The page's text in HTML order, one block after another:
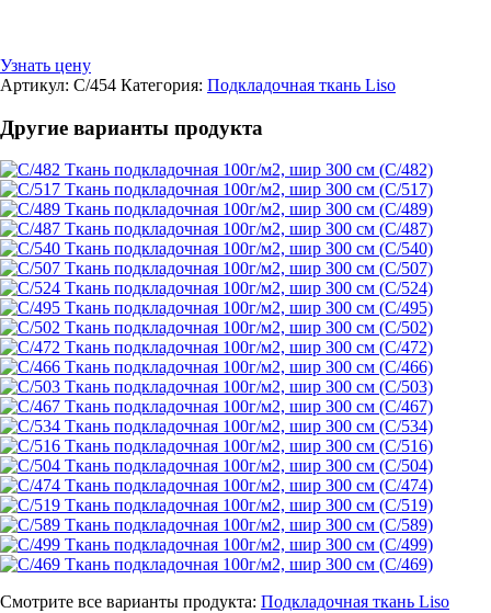
Узнать цену
Артикул: C/454 Категория: Подкладочная ткань Liso
Другие варианты продукта
Смотрите все варианты продукта: Подкладочная ткань Liso